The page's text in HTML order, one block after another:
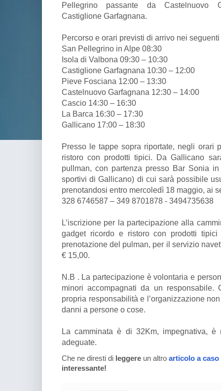
Pellegrino passante da Castelnuovo
Castiglione Garfagnana.
Percorso e orari previsti di arrivo nei
San Pellegrino in Alpe 08:30
Isola di Valbona 09:30 – 10:30
Castiglione Garfagnana 10:30 – 12:00
Pieve Fosciana 12:00 – 13:30
Castelnuovo Garfagnana 12:30 – 14:00
Cascio 14:30 – 16:30
La Barca 16:30 – 17:30
Gallicano 17:00 – 18:30
Presso le tappe sopra riportate, negli orari
ristoro con prodotti tipici. Da Gallicano
pullman, con partenza presso Bar Sonia
sportivi di Gallicano) di cui sarà possibile
prenotandosi entro mercoledì 18 maggio, ai
328 6746587 – 349 8701878 - 3494735638
L’iscrizione per la partecipazione alla
gadget ricordo e ristoro con prodotti
prenotazione del pulman, per il servizio
€ 15,00.
N.B . La partecipazione è volontaria e
minori accompagnati da un responsabile.
propria responsabilità e l’organizzazione
danni a persone o cose.
La camminata è di 32Km, impegnativa, è
adeguate.
Che ne diresti di leggere un altro articolo a caso
interessante!